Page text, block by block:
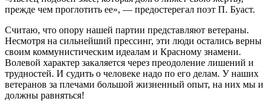
прежде чем проглотить ее», — предостерегал поэт П. Буаст.
Считаю, что опору нашей партии представляют ветераны.
Несмотря на сильнейший прессинг, эти люди остались верны
своим коммунистическим идеалам и Красному знамени.
Волевой характер закаляется через преодоление лишений и
трудностей. И судить о человеке надо по его делам. У наших
ветеранов за плечами большой жизненный опыт, на них мы и
должны равняться!